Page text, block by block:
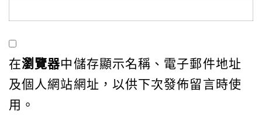
在瀏覽器中儲存顯示名稱、電子郵件地址
及個人網站網址，以供下次發佈留言時使
用。